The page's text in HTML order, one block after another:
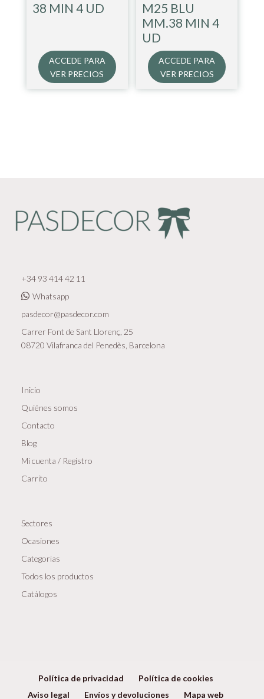
38 MIN 4 UD
ACCEDE PARA
VER PRECIOS
M25 BLU
MM.38 MIN 4
UD
ACCEDE PARA
VER PRECIOS
+34 93 414 42 11
Whatsapp
pasdecor@pasdecor.com
Carrer Font de Sant Llorenç, 25
08720 Vilafranca del Penedès, Barcelona
Inicio
Quiénes somos
Contacto
Blog
Mi cuenta / Registro
Carrito
Sectores
Ocasiones
Categorias
Todos los productos
Catálogos
Política de privacidad
Política de cookies
Aviso legal
Envíos y devoluciones Mapa web